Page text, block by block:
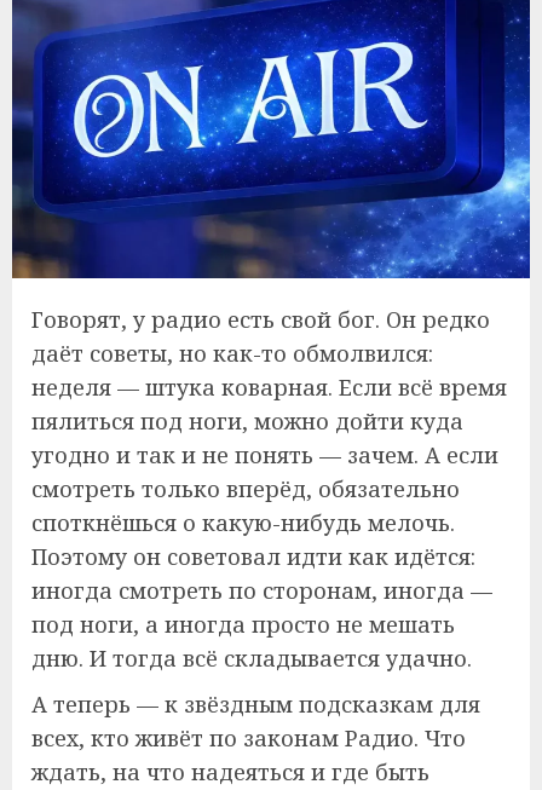
Говорят, у радио есть свой бог. Он редко
даёт советы, но как-то обмолвился:
неделя — штука коварная. Если всё время
пялиться под ноги, можно дойти куда
угодно и так и не понять — зачем. А если
смотреть только вперёд, обязательно
споткнёшься о какую-нибудь мелочь.
Поэтому он советовал идти как идётся:
иногда смотреть по сторонам, иногда —
под ноги, а иногда просто не мешать
дню. И тогда всё складывается удачно.
А теперь — к звёздным подсказкам для
всех, кто живёт по законам Радио. Что
ждать, на что надеяться и где быть